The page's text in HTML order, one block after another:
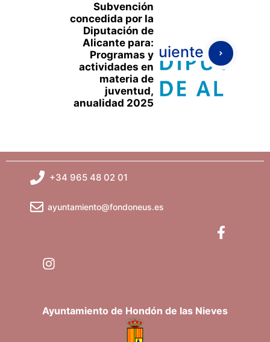
Subvención
concedida por la
Diputación de
Alicante para:
Programas y
actividades en
materia de
juventud,
anualidad 2025
Siguiente
+34 965 48 02 01
ayuntamiento@fondoneus.es
Ayuntamiento de Hondón de las Nieves